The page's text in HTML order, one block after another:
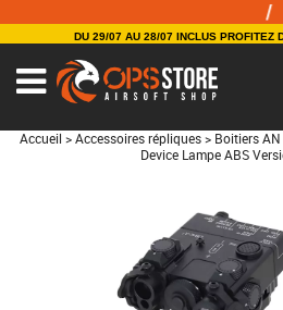
DU 29/07 AU 28/07 INCLUS PROFITEZ
Accueil > Accessoires répliques > Boitiers AN
Device Lampe ABS